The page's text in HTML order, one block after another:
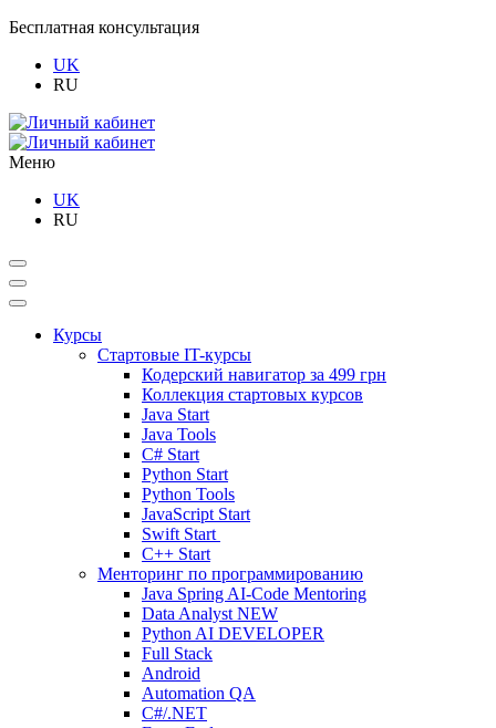
Бесплатная консультация
UK
RU
Меню
UK
RU
Курсы
Стартовые IT-курсы
Кодерский навигатор за 499 грн
Коллекция стартовых курсов
Java Start
Java Tools
C# Start
Python Start
Python Tools
JavaScript Start
Swift Start
C++ Start
Менторинг по программированию
Java Spring AI-Code Mentoring
Data Analyst NEW
Python AI DEVELOPER
Full Stack
Android
Automation QA
C#/.NET